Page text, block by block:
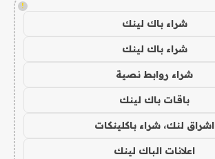
!
شراء باك لينك
شراء باك لينك
شراء روابط نصية
باقات باك لينك
اشراق لنك، شراء باكلينكات
اعلانات الباك لينك